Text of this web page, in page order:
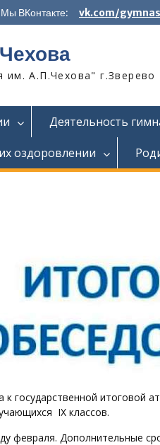
Мы ВКонтакте: vk.com/
А.П.Чехова" г.Зверево
Деятельность
оздоровлении
государственной итоговой
IX классов.
февраля. Дополнительные